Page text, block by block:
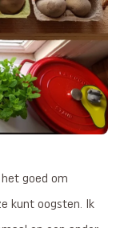
goed om
kunt oogsten. Ik